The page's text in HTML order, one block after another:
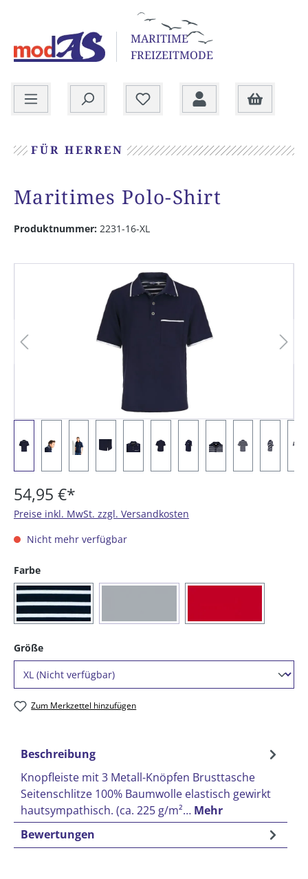
MARITIME
FREIZEITMODE
FÜR HERREN
Maritimes Polo-Shirt
Produktnummer: 2231-16-XL
54,95 €*
Preise inkl. MwSt. zzgl. Versandkosten
Nicht mehr verfügbar
Farbeauswählen
(05) blau / weiß
Größeauswählen
Zum Merkzettel hinzufügen
Beschreibung
Knopfleiste mit 3 Metall-Knöpfen Brusttasche
Seitenschlitze 100% Baumwolle elastisch gewirkt
hautsympathisch. (ca. 225 g/m²… Mehr
Bewertungen